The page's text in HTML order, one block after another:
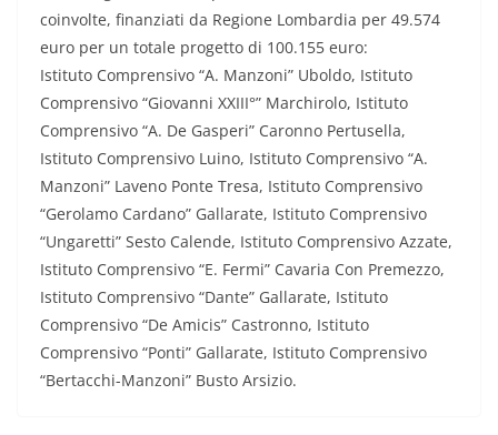
coinvolte, finanziati da Regione Lombardia per 49.574
euro per un totale progetto di 100.155 euro:
Istituto Comprensivo “A. Manzoni” Uboldo, Istituto
Comprensivo “Giovanni XXIII°” Marchirolo, Istituto
Comprensivo “A. De Gasperi” Caronno Pertusella,
Istituto Comprensivo Luino, Istituto Comprensivo “A.
Manzoni” Laveno Ponte Tresa, Istituto Comprensivo
“Gerolamo Cardano” Gallarate, Istituto Comprensivo
“Ungaretti” Sesto Calende, Istituto Comprensivo Azzate,
Istituto Comprensivo “E. Fermi” Cavaria Con Premezzo,
Istituto Comprensivo “Dante” Gallarate, Istituto
Comprensivo “De Amicis” Castronno, Istituto
Comprensivo “Ponti” Gallarate, Istituto Comprensivo
“Bertacchi-Manzoni” Busto Arsizio.